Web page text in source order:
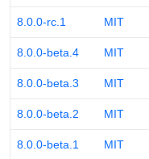
8.0.0-rc.1 MIT
8.0.0-beta.4 MIT
8.0.0-beta.3 MIT
8.0.0-beta.2 MIT
8.0.0-beta.1 MIT